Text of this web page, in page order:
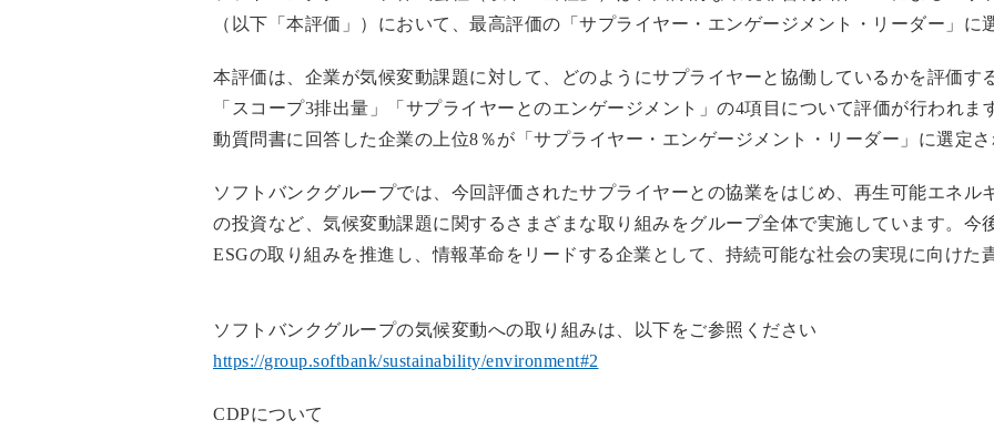
（以下「本評価」）において、最高評価の「サプライヤー・エンゲージメント・リーダー」に
本評価は、企業が気候変動課題に対して、どのようにサプライヤーと協働しているかを評価す
「スコープ3排出量」「サプライヤーとのエンゲージメント」の4項目について評価が行われま
動質問書に回答した企業の上位8％が「サプライヤー・エンゲージメント・リーダー」に選定さ
ソフトバンクグループでは、今回評価されたサプライヤーとの協業をはじめ、再生可能エネル
の投資など、気候変動課題に関するさまざまな取り組みをグループ全体で実施しています。今
ESGの取り組みを推進し、情報革命をリードする企業として、持続可能な社会の実現に向けた
ソフトバンクグループの気候変動への取り組みは、以下をご参照ください
https://group.softbank/sustainability/environment#2
CDPについて